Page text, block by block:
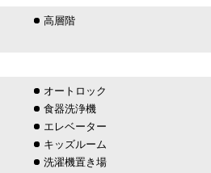
高層階
オートロック
食器洗浄機
エレベーター
キッズルーム
洗濯機置き場